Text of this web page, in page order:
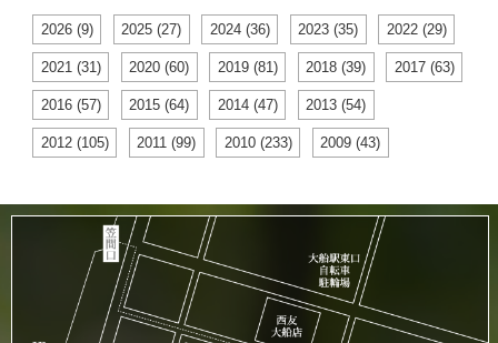
2026 (9) 2025 (27) 2024 (36) 2023 (35) 2022 (29)
2021 (31) 2020 (60) 2019 (81) 2018 (39) 2017 (63)
2016 (57) 2015 (64) 2014 (47) 2013 (54)
2012 (105) 2011 (99) 2010 (233) 2009 (43)